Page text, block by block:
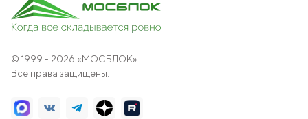
© 1999 - 2026 «МОСБЛОК».
Все права защищены.